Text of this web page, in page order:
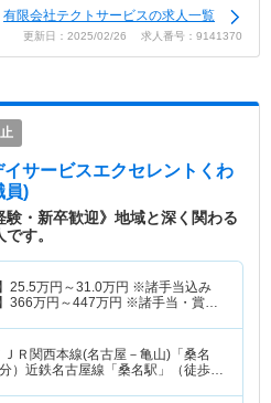
有限会社テクトサービスの求人一覧
更新日：2025/02/26 求人番号：9141370
サービスエクセレントくわ
員)
・新卒歓迎》地域と深く関わる
す。
25.5万円～31.0万円 ※諸手当込み
366万円～447万円 ※諸手当・賞与
ＪＲ関西本線(名古屋－亀山)「桑名
）近鉄名古屋線「桑名駅」（徒歩